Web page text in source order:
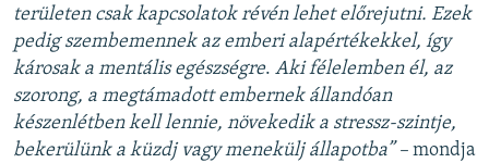
területen csak kapcsolatok révén lehet előrejutni. Ezek
pedig szembemennek az emberi alapértékekkel, így
károsak a mentális egészségre. Aki félelemben él, az
szorong, a megtámadott embernek állandóan
készenlétben kell lennie, növekedik a stressz-szintje,
bekerülünk a küzdj vagy menekülj állapotba” – mondja